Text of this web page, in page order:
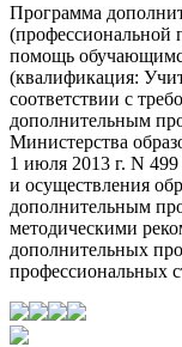
Программа
(профессиональной
помощь
(квалификация:
соответствии с
дополнительным
Министерства
1 июля 2013 г. N
и осуществления
дополнительным
методическими
дополнительных
профессиональных